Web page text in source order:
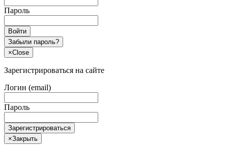
Пароль
Войти
Забыли пароль?
×Close
Зарегистрироваться на сайте
Логин (email)
Пароль
Зарегистрироваться
×Закрыть